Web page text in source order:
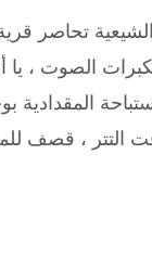
تحاصر قرية
الصوت ، يا
التتر ، قصف